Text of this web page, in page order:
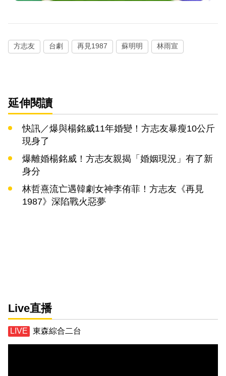
方志友 台劇 再見1987 蘇明明 林雨宣
延伸閱讀
快訊／爆與楊銘威11年婚變！方志友暴瘦10公斤
現身了
爆離婚楊銘威！方志友親揭「婚姻現況」有了新
身分
林哲熹流亡遇韓劇女神李侑菲！方志友《再見
1987》深陷戰火惡夢
Live直播
東森綜合二台